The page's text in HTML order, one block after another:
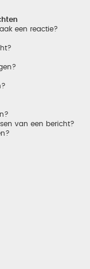
een reactie?
van een bericht?